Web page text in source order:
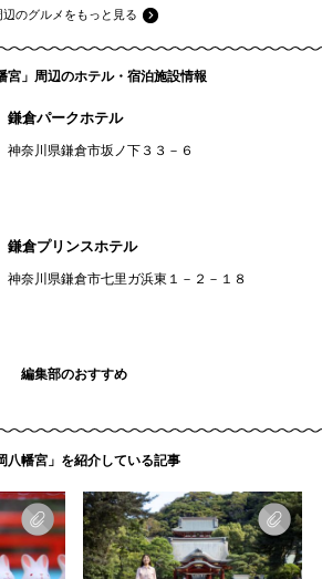
辺のグルメをもっと見る
宮」周辺のホテル・宿泊施設情報
鎌倉パークホテル
神奈川県鎌倉市坂ノ下３３－６
鎌倉プリンスホテル
神奈川県鎌倉市七里ガ浜東１－２－１８
編集部のおすすめ
八幡宮」を紹介している記事